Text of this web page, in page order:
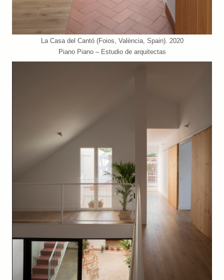
La Casa del Cantó (Foios, València, Spain). 2020
Piano Piano – Estudio de arquitectas